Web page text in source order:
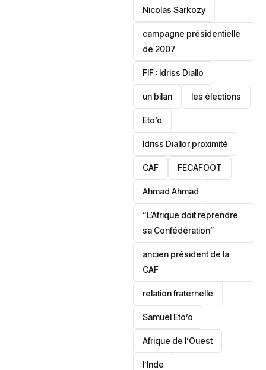
Nicolas Sarkozy
campagne présidentielle
de 2007
‎FIF : Idriss Diallo
un bilan les élections
Eto’o
Idriss Diallor proximité
CAF FECAFOOT
‎Ahmad Ahmad
“L’Afrique doit reprendre
sa Confédération”
ancien président de la
CAF
relation fraternelle
Samuel Eto’o
Afrique de l’Ouest
l’Inde